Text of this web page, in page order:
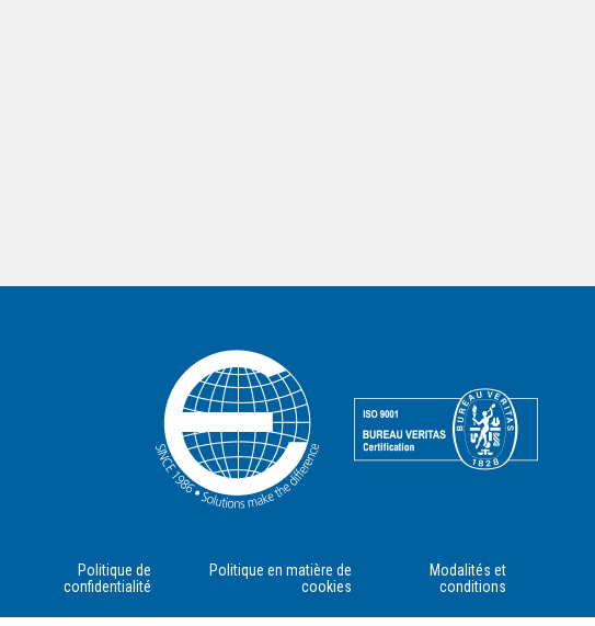
Politique de
confidentialité
Politique en matière de
cookies
Modalités et
conditions